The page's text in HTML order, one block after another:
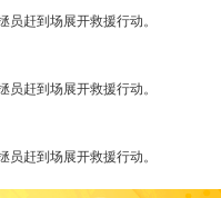
员赶到场展开救援行动。
员赶到场展开救援行动。
员赶到场展开救援行动。